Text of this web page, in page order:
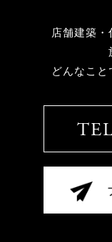
店舗建築
どんなこと